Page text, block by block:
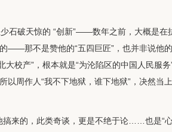
石破天惊的 “创新”——数年之前，大概是在
——那不是赞他的“五四巨匠”，也并非说他
大校产”，根本就是“为沦陷区的中国人民服
以周作人“我不下地狱，谁下地狱”，决然当
搞来的，此类奇谈，更是不绝于论……也是“